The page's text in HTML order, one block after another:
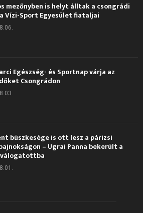
mezőnyben is helyt álltak a csongrádi
Vízi-Sport Egyesület fiataljai
Egészség- és Sportnap várja az
Csongrádon
büszkesége is ott lesz a párizsi
– Ugrai Panna bekerült a